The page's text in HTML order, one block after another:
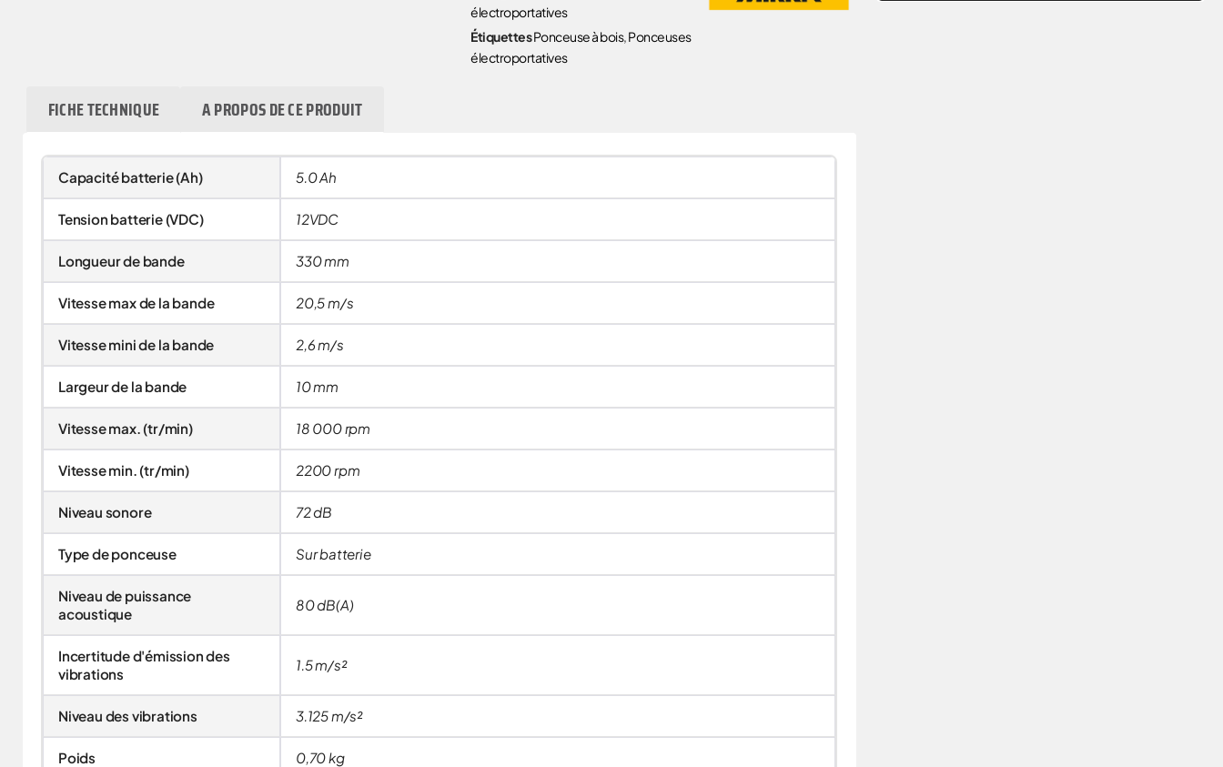
électroportatives
ÉtiquettesPonceuse à bois, Ponceuses
électroportatives
FICHE TECHNIQUE A PROPOS DE CE PRODUIT
Capacité batterie (Ah) 5.0 Ah
Tension batterie (VDC) 12VDC
Longueur de bande 330 mm
Vitesse max de la bande 20,5 m/s
Vitesse mini de la bande 2,6 m/s
Largeur de la bande 10 mm
Vitesse max. (tr/min) 18 000 rpm
Vitesse min. (tr/min) 2200 rpm
Niveau sonore 72 dB
Type de ponceuse Sur batterie
Niveau de puissance
acoustique
80 dB(A)
Incertitude d'émission des
vibrations
1.5 m/s²
Niveau des vibrations 3.125 m/s²
Poids 0,70 kg